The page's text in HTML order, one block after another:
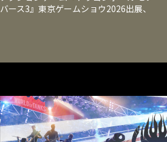
バース3』東京ゲームショウ2026出展、